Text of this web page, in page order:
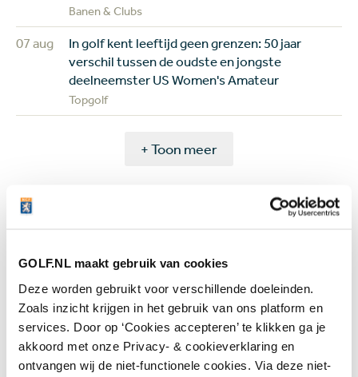
GOLF.NL maakt gebruik van cookies
Deze worden gebruikt voor verschillende doeleinden.
Zoals inzicht krijgen in het gebruik van ons platform en
services. Door op ‘Cookies accepteren’ te klikken ga je
akkoord met onze Privacy- & cookieverklaring en
ontvangen wij de niet-functionele cookies. Via deze niet-
Banen & Clubs
07 aug
In golf kent leeftijd geen grenzen: 50 jaar
verschil tussen de oudste en jongste
deelneemster US Women's Amateur
Topgolf
+ Toon meer
Wie speelt waar? Week 32 - Anne
van Dam op zoek naar eerste
topresultaat en drama
gegarandeerd op de PGA Tour
4 augustus 2026 Topgolf